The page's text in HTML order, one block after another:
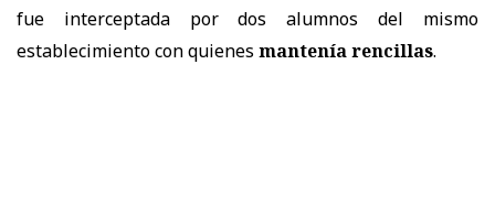
fue interceptada por dos alumnos del mismo
establecimiento con quienes mantenía rencillas.